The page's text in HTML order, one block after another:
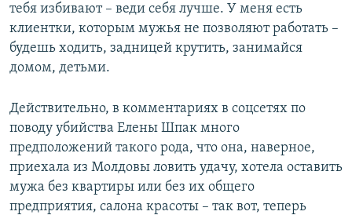
тебя избивают – веди себя лучше. У меня есть
клиентки, которым мужья не позволяют работать –
будешь ходить, задницей крутить, занимайся
домом, детьми.
Действительно, в комментариях в соцсетях по
поводу убийства Елены Шпак много
предположений такого рода, что она, наверное,
приехала из Молдовы ловить удачу, хотела оставить
мужа без квартиры или без их общего
предприятия, салона красоты – так вот, теперь